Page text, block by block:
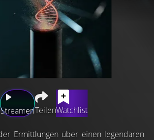
StreamenTeilenWatchlist
Ermittlungen über einen legendären